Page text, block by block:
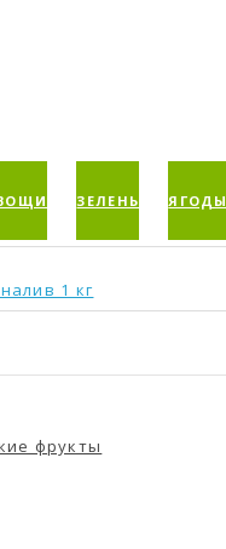
ЗЕЛЕНЬ ЯГОДЫ
1 кг
фрукты